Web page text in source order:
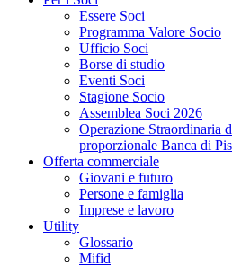
Essere Soci
Programma Valore Socio
Ufficio Soci
Borse di studio
Eventi Soci
Stagione Socio
Assemblea Soci 2026
Operazione Straordinaria
proporzionale Banca di
Offerta commerciale
Giovani e futuro
Persone e famiglia
Imprese e lavoro
Utility
Glossario
Mifid